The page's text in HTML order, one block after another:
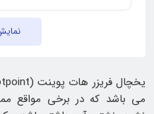
می باشد که در برخی مواقع